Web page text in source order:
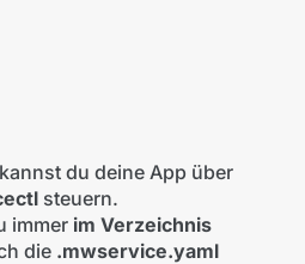
du deine App über
steuern.
immer im Verzeichnis
die .mwservice.yaml